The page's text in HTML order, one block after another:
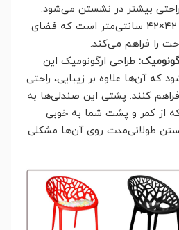
راحتی بیشتر در نشستن می‌شود.
ابعاد کفی صندلی‌ها ۴۲×۴۲ سانتی‌متر است که فضای
را فراهم می‌کند.
طراحی ارگونومیک این
که آن‌ها علاوه بر زیبایی، راحتی
کنند. پشتی این صندلی‌ها به
از کمر و پشت شما به خوبی
طولانی‌مدت روی آن‌ها مشکلی